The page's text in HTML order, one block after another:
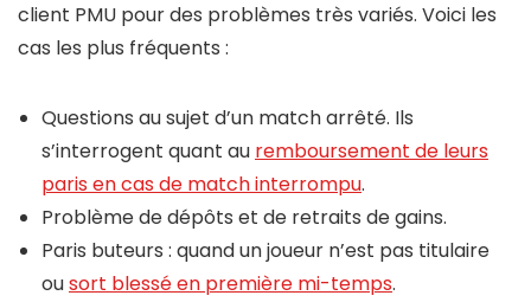
client PMU pour des problèmes très variés. Voici les
cas les plus fréquents :
Questions au sujet d’un match arrêté. Ils
s’interrogent quant au remboursement de leurs
paris en cas de match interrompu.
Problème de dépôts et de retraits de gains.
Paris buteurs : quand un joueur n’est pas titulaire
ousort blessé en première mi-temps.